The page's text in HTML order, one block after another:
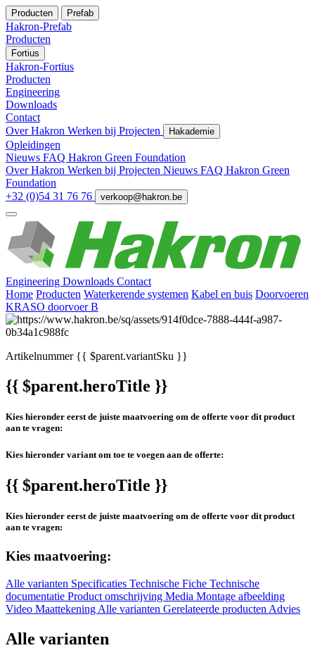
Producten Prefab
Hakron-Prefab
Producten
Fortius
Hakron-Fortius
Producten
Engineering
Downloads
Contact
Over Hakron Werken bij Projecten Hakademie
Opleidingen
Nieuws FAQ Hakron Green Foundation
Over Hakron Werken bij Projecten Nieuws FAQ Hakron Green
Foundation
+32 (0)54 31 76 76
verkoop@hakron.be
Engineering Downloads Contact
Home Producten Waterkerende systemen Kabel en buis Doorvoeren
KRASO doorvoer B
Artikelnummer{{ $parent.variantSku }}
{{ $parent.heroTitle }}
Kies hieronder eerst de juiste maatvoering om de offerte voor dit product
aan te vragen:
Kies hieronder variant om toe te voegen aan de offerte:
{{ $parent.heroTitle }}
Kies hieronder eerst de juiste maatvoering om de offerte voor dit product
aan te vragen:
Kies maatvoering:
Alle varianten Specificaties Technische Fiche Technische
documentatie Product omschrijving Media Montage afbeelding
Video Maattekening Alle varianten Gerelateerde producten Advies
Alle varianten